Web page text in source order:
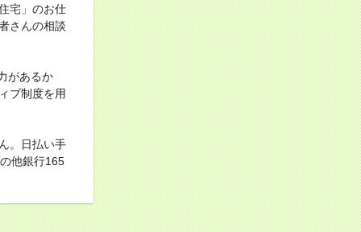
宅」のお仕
さんの相談
があるか
ブ制度を用
。日払い手
他銀行165